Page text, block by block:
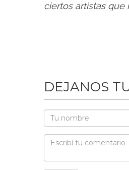
ciertos artistas que
DEJANOS